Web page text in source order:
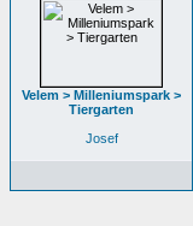
Velem > Milleniumspark >
Tiergarten
Josef